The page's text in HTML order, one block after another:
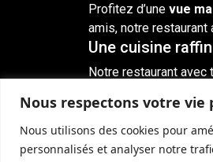
Nous respectons votre vie
Nous utilisons des cookies pour
personnalisés et analyser notre
Profitez d’une vue
amis, notre
Une cuisine
Notre restaurant avec
Réservez votre
Ne manquez pas
inoubliable, alliant